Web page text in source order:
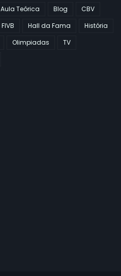
Aula Teórica Blog
CBV
FIVB Hall da Fama
História
Olimpiadas
TV